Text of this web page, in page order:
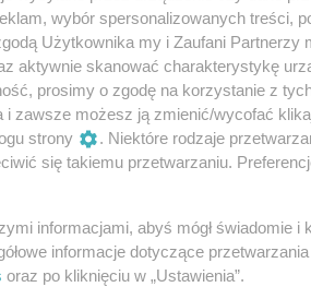
punkt Diagnostyki w
otworzył się
przy alei
Wielkopolskich 26
otwarty nowy punkt
wybór spersonalizowanych treści,
Użytkownika my i Zaufani
aktywnie skanować charakterystykę
prosimy o zgodę na korzystanie z
i zawsze możesz ją zmienić/wycofać
strony
. Niektóre rodzaje
się takiemu przetwarzaniu.
informacjami, abyś mógł świadomie
informacje dotyczące
oraz po kliknięciu w „Ustawienia”.